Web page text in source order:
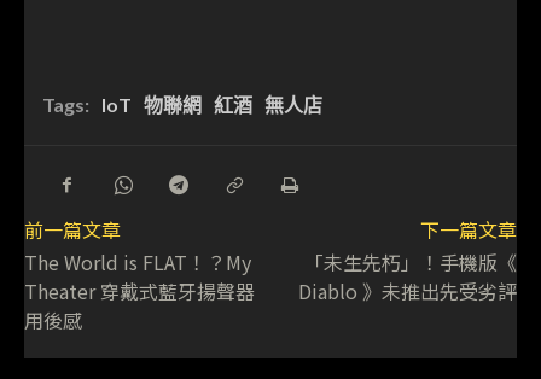
Tags: IoT 物聯網 紅酒 無人店
前一篇文章
The World is FLAT！？My
Theater 穿戴式藍牙揚聲器
用後感
下一篇文章
「未生先朽」！手機版《
Diablo 》未推出先受劣評